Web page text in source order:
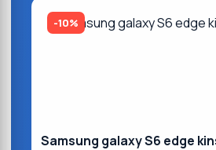
-10%
Samsung galaxy S6 edge